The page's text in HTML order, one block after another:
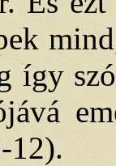
így
12).